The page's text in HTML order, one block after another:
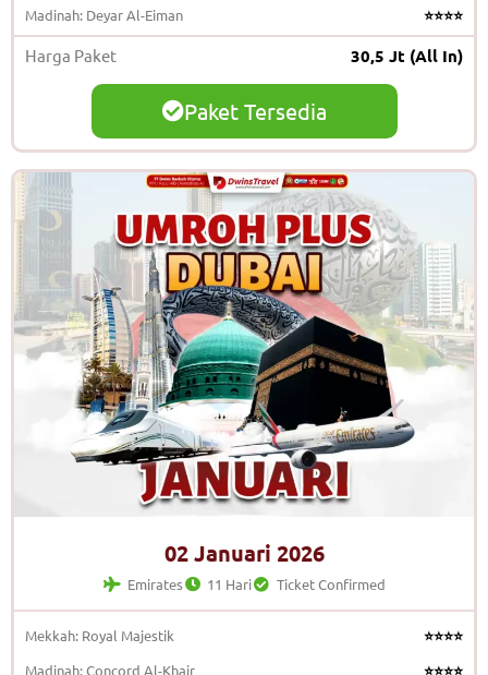
Madinah: Deyar Al-Eiman
⭐⭐⭐⭐
Harga Paket 30,5 Jt (All In)
Paket Tersedia
02 Januari 2026
Emirates 11 Hari Ticket Confirmed
Mekkah: Royal Majestik
⭐⭐⭐⭐
Madinah: Concord Al-Khair
⭐⭐⭐⭐